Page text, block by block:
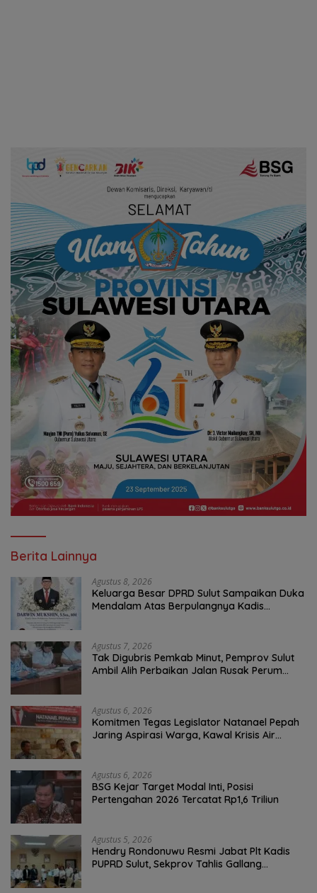
Berita Lainnya
Agustus 8, 2026
Keluarga Besar DPRD Sulut Sampaikan Duka
Mendalam Atas Berpulangnya Kadis
Agustus 7, 2026
Tak Digubris Pemkab Minut, Pemprov Sulut
Ambil Alih Perbaikan Jalan Rusak Perum
Agustus 6, 2026
Komitmen Tegas Legislator Natanael Pepah
Jaring Aspirasi Warga, Kawal Krisis Air
Agustus 6, 2026
BSG Kejar Target Modal Inti, Posisi
Pertengahan 2026 Tercatat Rp1,6 Triliun
Agustus 5, 2026
Hendry Rondonuwu Resmi Jabat Plt Kadis
PUPRD Sulut, Sekprov Tahlis Gallang